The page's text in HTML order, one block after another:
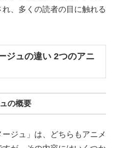
、多くの読者の目に触れる
ジュの違い 2つのアニ
の概要
ージュ」は、どちらもアニメ